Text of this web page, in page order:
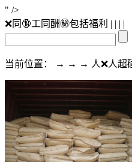
" />
❌同🔞工同酬㊙️包括福利 | | | |
当前位置： → → → 人❌人超